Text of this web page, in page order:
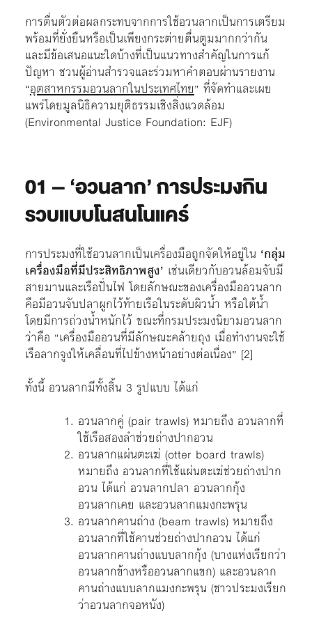
การตื่นตัวต่อผลกระทบจากการใช้อวนลากเป็นการเตรียม
พร้อมที่ยั่งยืนหรือเป็นเพียงกระต่ายตื่นตูมมากกว่ากัน
และมีข้อเสนอแนะใดบ้างที่เป็นแนวทางสำคัญในการแก้
ปัญหา ชวนผู้อ่านสำรวจและร่วมหาคำตอบผ่านรายงาน
“อุตสาหกรรมอวนลากในประเทศไทย” ที่จัดทำและเผย
แพร่โดยมูลนิธิความยุติธรรมเชิงสิ่งแวดล้อม
(Environmental Justice Foundation: EJF)
01 – ‘อวนลาก’ การประมงกิน
รวบแบบโนสนโนแคร์
การประมงที่ใช้อวนลากเป็นเครื่องมือถูกจัดให้อยู่ใน ‘กลุ่ม
เครื่องมือที่มีประสิทธิภาพสูง’ เช่นเดียวกับอวนล้อมจับมี
สายมานและเรือปั่นไฟ โดยลักษณะของเครื่องมืออวนลาก
คือมีอวนจับปลาผูกไว้ท้ายเรือในระดับผิวน้ำ หรือใต้น้ำ
โดยมีการถ่วงน้ำหนักไว้ ขณะที่กรมประมงนิยามอวนลาก
ว่าคือ “เครื่องมืออวนที่มีลักษณะคล้ายถุง เมื่อทำงานจะใช้
เรือลากจูงให้เคลื่อนที่ไปข้างหน้าอย่างต่อเนื่อง” [2]
ทั้งนี้ อวนลากมีทั้งสิ้น 3 รูปแบบ ได้แก่
อวนลากคู่ (pair trawls) หมายถึง อวนลากที่
ใช้เรือสองลำช่วยถ่างปากอวน
อวนลากแผ่นตะเฆ่ (otter board trawls)
หมายถึง อวนลากที่ใช้แผ่นตะเฆ่ช่วยถ่างปาก
อวน ได้แก่ อวนลากปลา อวนลากกุ้ง
อวนลากเคย และอวนลากแมงกะพรุน
อวนลากคานถ่าง (beam trawls) หมายถึง
อวนลากที่ใช้คานช่วยถ่างปากอวน ได้แก่
อวนลากคานถ่างแบบลากกุ้ง (บางแห่งเรียกว่า
อวนลากข้างหรืออวนลากแขก) และอวนลาก
คานถ่างแบบลากแมงกะพรุน (ชาวประมงเรียก
ว่าอวนลากจอหนัง)